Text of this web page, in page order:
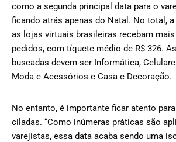
como a segunda principal data para o
ficando atrás apenas do Natal. No total,
as lojas virtuais brasileiras recebam
pedidos, com tíquete médio de R$ 326.
buscadas devem ser Informática,
Moda e Acessórios e Casa e Decoração.
No entanto, é importante ficar atento
ciladas. “Como inúmeras práticas são
varejistas, essa data acaba sendo uma